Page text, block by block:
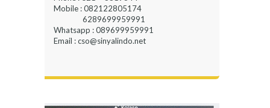
Mobile : 082122805174
6289699959991
Whatsapp : 089699959991
Email : cso@sinyalindo.net